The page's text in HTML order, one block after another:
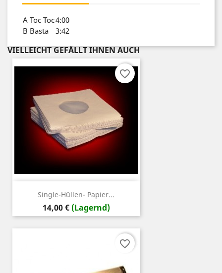
A Toc Toc4:00
B Basta 3:42
VIELLEICHT GEFÄLLT IHNEN AUCH
Single-Hüllen- Papier...
Preis
14,00 € (Lagernd)
favorite_border
favorite_border